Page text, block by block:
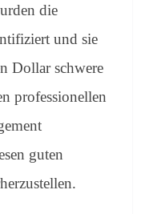
die
und sie
Dollar schwere
professionellen
guten